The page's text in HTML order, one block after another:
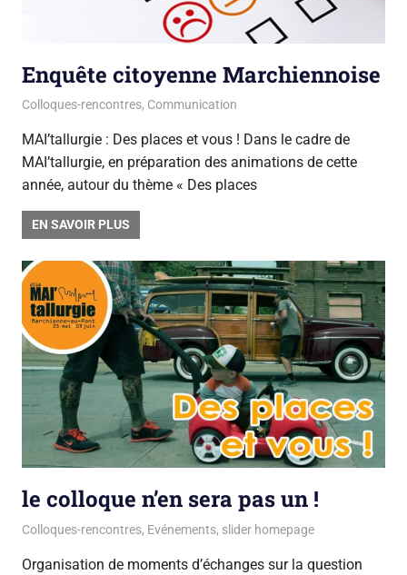
Enquête citoyenne Marchiennoise
12 février 2018
La team du Gsara
Colloques-rencontres, Communication
MAI’tallurgie : Des places et vous ! Dans le cadre de
MAI’tallurgie, en préparation des animations de cette
année, autour du thème « Des places
EN SAVOIR PLUS
le colloque n’en sera pas un !
2 février 2018
La team du Gsara
Colloques-rencontres, Evénements, slider homepage
Organisation de moments d’échanges sur la question